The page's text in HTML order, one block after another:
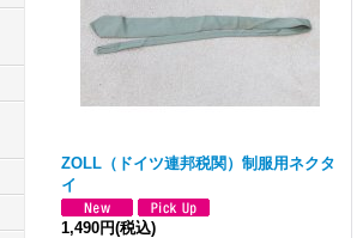
ZOLL（ドイツ連邦税関）制服用ネクタ
イ
1,490円(税込)